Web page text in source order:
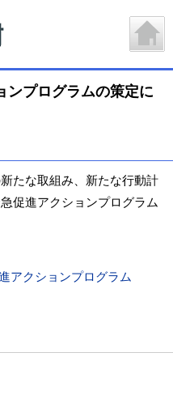
ンプログラムの策定に
たな取組み、新たな行動計
促進アクションプログラム
アクションプログラム